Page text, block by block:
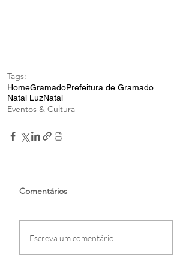
Tags:
HomeGramadoPrefeitura de Gramado
Natal LuzNatal
Eventos & Cultura
Comentários
Escreva um comentário